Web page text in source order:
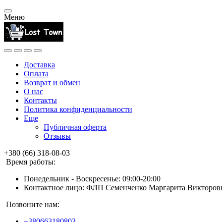
Меню
Доставка
Оплата
Возврат и обмен
О нас
Контакты
Политика конфиденциальности
Еще
Публичная оферта
Отзывы
+380 (66) 318-08-03
Время работы:
Понедельник - Воскресенье: 09:00-20:00
Контактное лицо: ФЛП Семенченко Маргарита
Позвоните нам: